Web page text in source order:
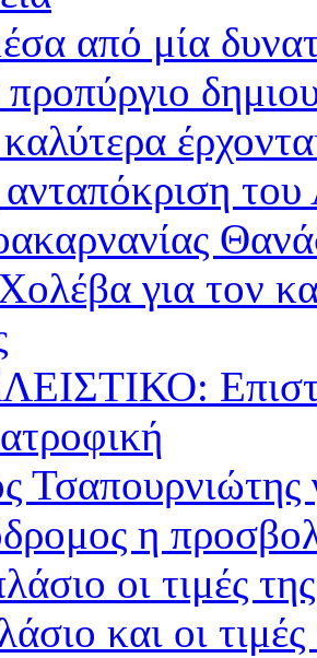
από μία
προπύργιο
του
για τον
η
οι τιμές
και οι